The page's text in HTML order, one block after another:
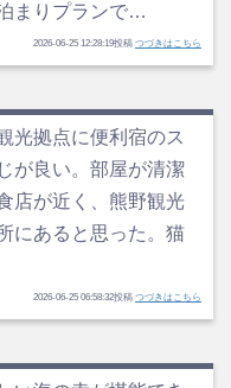
まりプランで…
2026-06-25 12:28:19投稿 つづきはこちら
光拠点に便利宿のス
が良い。部屋が清潔
店が近く、熊野観光
にあると思った。猫
2026-06-25 06:58:32投稿 つづきはこちら